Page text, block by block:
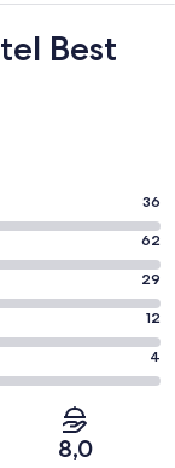
Best
36
62
29
12
4
8,0